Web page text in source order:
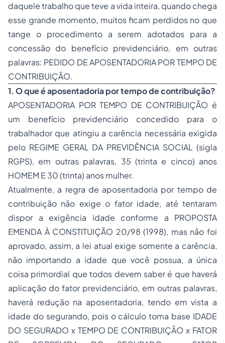
daquele trabalho que teve a vida inteira, quando chega
esse grande momento, muitos ficam perdidos no que
tange o procedimento a serem adotados para a
concessão do benefício previdenciário, em outras
palavras: PEDIDO DE APOSENTADORIA POR TEMPO DE
CONTRIBUIÇÃO.
1. O que é aposentadoria por tempo de contribuição?
APOSENTADORIA POR TEMPO DE CONTRIBUIÇÃO é
um benefício previdenciário concedido para o
trabalhador que atingiu a carência necessária exigida
pelo REGIME GERAL DA PREVIDÊNCIA SOCIAL (sigla
RGPS), em outras palavras, 35 (trinta e cinco) anos
HOMEM E 30 (trinta) anos mulher.
Atualmente, a regra de aposentadoria por tempo de
contribuição não exige o fator idade, até tentaram
dispor a exigência idade conforme a PROPOSTA
EMENDA À CONSTITUIÇÃO 20/98 (1998), mas não foi
aprovado, assim, a lei atual exige somente a carência,
não importando a idade que você possua, a única
coisa primordial que todos devem saber é que haverá
aplicação do fator previdenciário, em outras palavras,
haverá redução na aposentadoria, tendo em vista a
idade do segurando, pois o cálculo toma base IDADE
DO SEGURADO x TEMPO DE CONTRIBUIÇÃO x FATOR